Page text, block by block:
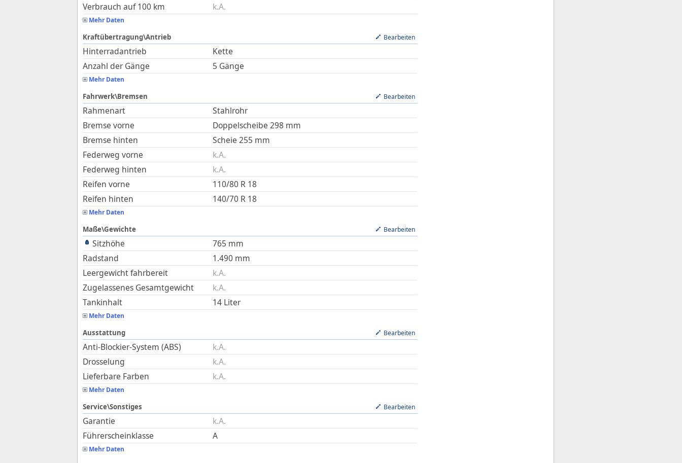
Verbrauch auf 100 km
k.A.
Mehr Daten
Kraftübertragung\Antrieb Bearbeiten
Hinterradantrieb
Kette
Anzahl der Gänge
5 Gänge
Mehr Daten
Fahrwerk\Bremsen Bearbeiten
Rahmenart
Stahlrohr
Bremse vorne
Doppelscheibe 298 mm
Bremse hinten
Scheie 255 mm
Federweg vorne
k.A.
Federweg hinten
k.A.
Reifen vorne
110/80 R 18
Reifen hinten
140/70 R 18
Mehr Daten
Maße\Gewichte Bearbeiten
Sitzhöhe 765 mm
Radstand
1.490 mm
Leergewicht fahrbereit
k.A.
Zugelassenes Gesamtgewicht
k.A.
Tankinhalt
14 Liter
Mehr Daten
Ausstattung Bearbeiten
Anti-Blockier-System (ABS)
k.A.
Drosselung
k.A.
Lieferbare Farben
k.A.
Mehr Daten
Service\Sonstiges Bearbeiten
Garantie
k.A.
Führerscheinklasse
A
Mehr Daten